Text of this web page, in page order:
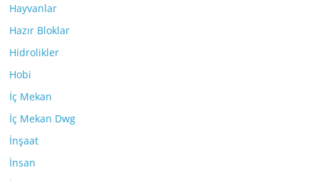
Hayvanlar
Hazır Bloklar
Hidrolikler
Hobi
İç Mekan
İç Mekan Dwg
İnşaat
İnsan